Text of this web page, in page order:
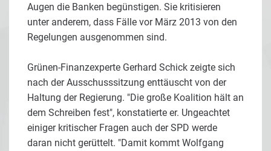
Augen die Banken begünstigen. Sie kritisieren
unter anderem, dass Fälle vor März 2013 von den
Regelungen ausgenommen sind.
Grünen-Finanzexperte Gerhard Schick zeigte sich
nach der Ausschusssitzung enttäuscht von der
Haltung der Regierung. "Die große Koalition hält an
dem Schreiben fest", konstatierte er. Ungeachtet
einiger kritischer Fragen auch der SPD werde
daran nicht gerüttelt. "Damit kommt Wolfgang